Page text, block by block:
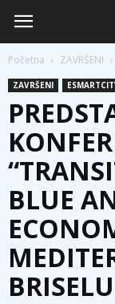
Početna ZAVRŠENI
ZAVRŠENI
BLUE
BRISELU